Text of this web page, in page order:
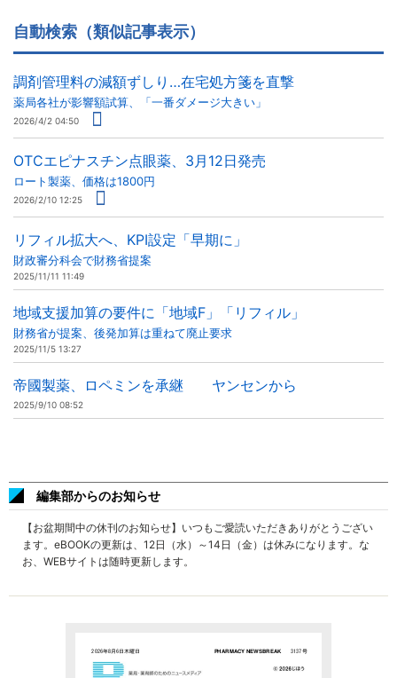
自動検索（類似記事表示）
調剤管理料の減額ずしり…在宅処方箋を直撃
薬局各社が影響額試算、「一番ダメージ大きい」
2026/4/2 04:50
OTCエピナスチン点眼薬、3月12日発売
ロート製薬、価格は1800円
2026/2/10 12:25
リフィル拡大へ、KPI設定「早期に」
財政審分科会で財務省提案
2025/11/11 11:49
地域支援加算の要件に「地域F」「リフィル」
財務省が提案、後発加算は重ねて廃止要求
2025/11/5 13:27
帝國製薬、ロペミンを承継 ヤンセンから
2025/9/10 08:52
編集部からのお知らせ
【お盆期間中の休刊のお知らせ】いつもご愛読いただきありがとうござい
ます。eBOOKの更新は、12日（水）～14日（金）は休みになります。な
お、WEBサイトは随時更新します。